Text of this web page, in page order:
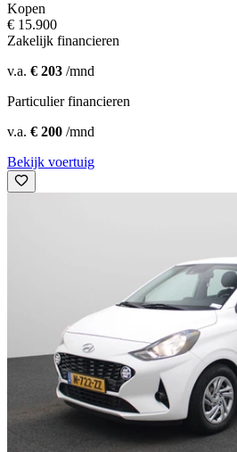
Kopen
€ 15.900
Zakelijk financieren
v.a. € 203 /mnd
Particulier financieren
v.a. € 200 /mnd
Bekijk voertuig